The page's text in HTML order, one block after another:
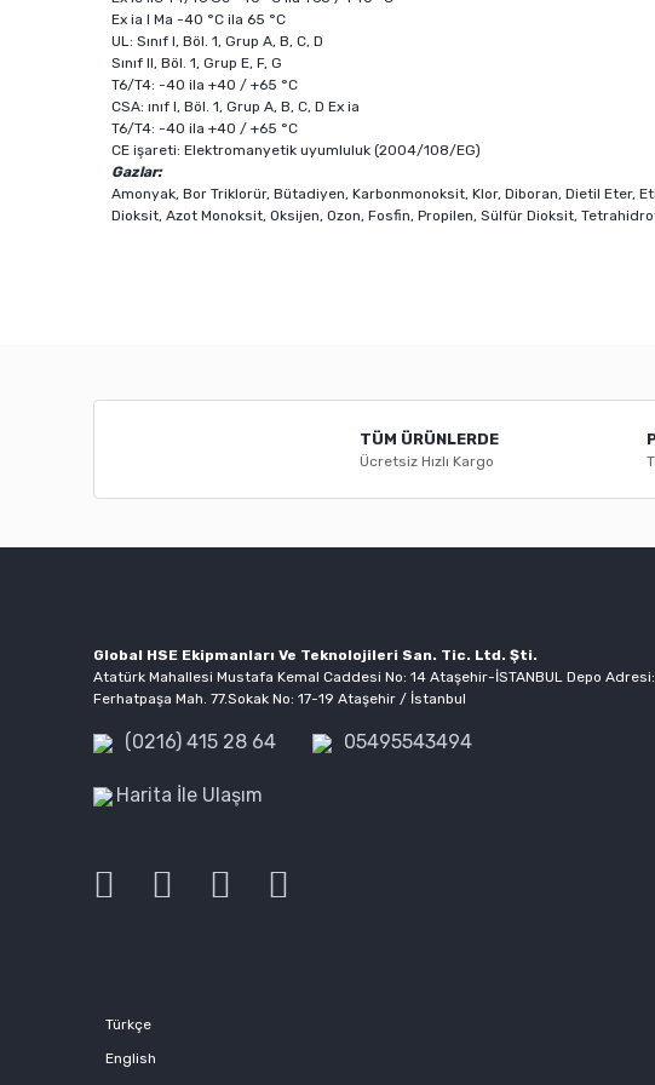
Ex ia I Ma -40 °C ila 65 °C
UL: Sınıf I, Böl. 1, Grup A, B, C, D
Sınıf II, Böl. 1, Grup E, F, G
T6/T4: -40 ila +40 / +65 °C
CSA: ınıf I, Böl. 1, Grup A, B, C, D Ex ia
T6/T4: -40 ila +40 / +65 °C
CE işareti: Elektromanyetik uyumluluk (2004/108/EG)
Gazlar:
Amonyak, Bor Triklorür, Bütadiyen, Karbonmonoksit, Klor, Diboran, Dietil Eter,
Dioksit, Azot Monoksit, Oksijen, Ozon, Fosfin, Propilen, Sülfür Dioksit,
Ürün açıklamasında eksik bilgiler bulunuyor.
Bu ürüne benzer farklı alternatifler olmalı.
TÜM ÜRÜNLERDE
Ücretsiz Hızlı Kargo
Global HSE Ekipmanları Ve Teknolojileri San. Tic. Ltd. Şti.
Atatürk Mahallesi Mustafa Kemal Caddesi No: 14 Ataşehir-İSTANBUL Depo Adresi:
Ferhatpaşa Mah. 77.Sokak No: 17-19 Ataşehir / İstanbul
(0216) 415 28 64 05495543494
Harita İle Ulaşım
Türkçe
English